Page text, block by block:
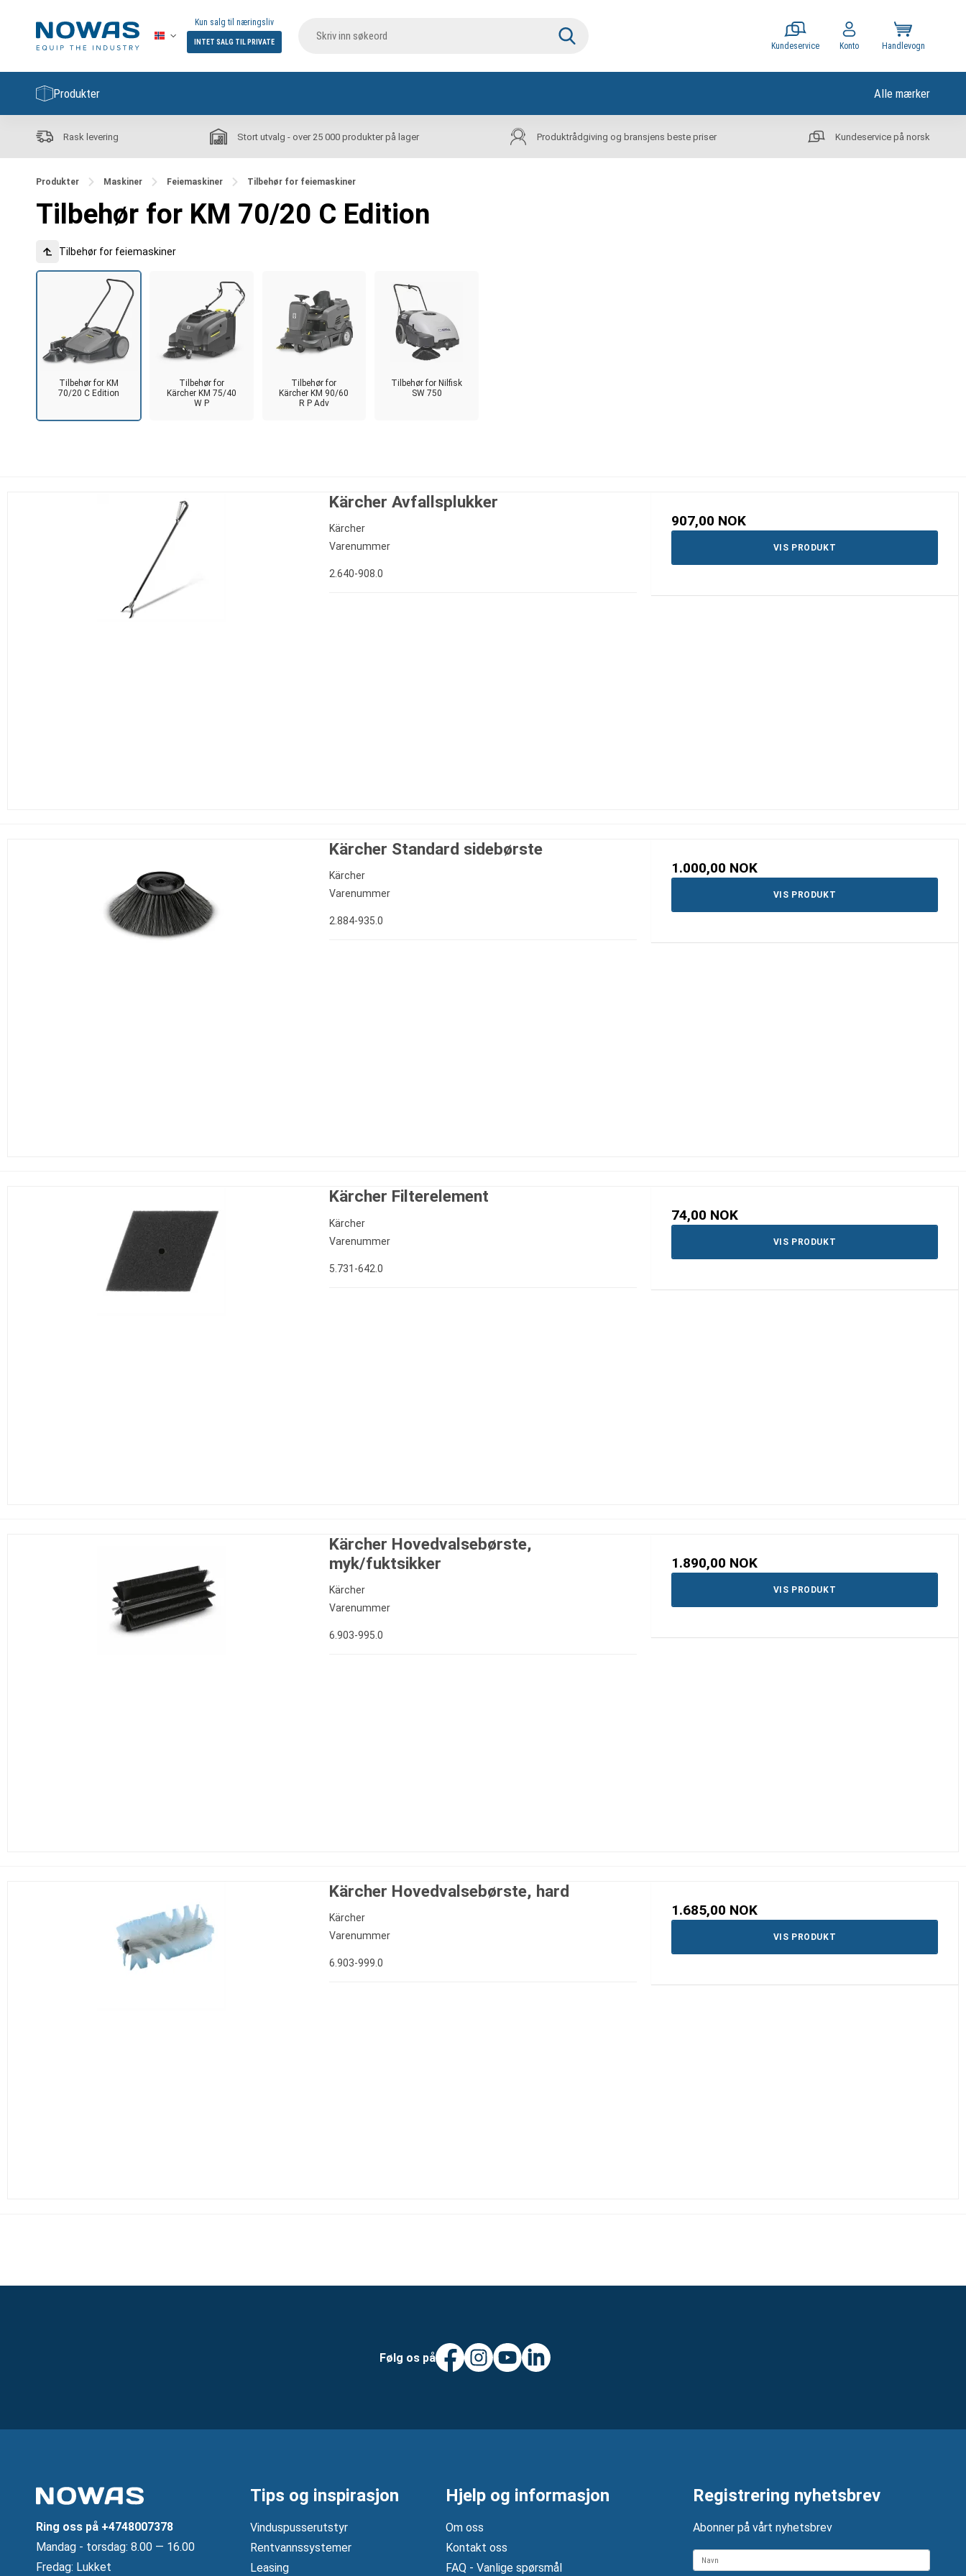
Kun salg til næringsliv
INTET SALG TIL PRIVATE Kundeservice Konto Handlevogn
Produkter Alle mærker
Rask levering Stort utvalg - over 25 000 produkter på lager Produktrådgiving og bransjens beste priser Kundeservice på norsk
Produkter Maskiner Feiemaskiner Tilbehør for feiemaskiner
Tilbehør for KM 70/20 C Edition
Tilbehør for feiemaskiner
Tilbehør for KM
70/20 C Edition
Tilbehør for
Kärcher KM 75/40
W P
Tilbehør for
Kärcher KM 90/60
R P Adv
Tilbehør for Nilfisk
SW 750
Kärcher Avfallsplukker
Kärcher
Varenummer
2.640-908.0
907,00 NOK
VIS PRODUKT
Kärcher Standard sidebørste
Kärcher
Varenummer
2.884-935.0
1.000,00 NOK
VIS PRODUKT
Kärcher Filterelement
Kärcher
Varenummer
5.731-642.0
74,00 NOK
VIS PRODUKT
Kärcher Hovedvalsebørste,
myk/fuktsikker
Kärcher
Varenummer
6.903-995.0
1.890,00 NOK
VIS PRODUKT
Kärcher Hovedvalsebørste, hard
Kärcher
Varenummer
6.903-999.0
1.685,00 NOK
VIS PRODUKT
Følg os på
Ring oss på +4748007378
Mandag ‐ torsdag: 8.00 — 16.00
Fredag: Lukket
Tips og inspirasjon
Vinduspusserutstyr
Rentvannssystemer
Leasing
Hjelp og informasjon
Om oss
Kontakt oss
FAQ - Vanlige spørsmål
Registrering nyhetsbrev
Abonner på vårt nyhetsbrev